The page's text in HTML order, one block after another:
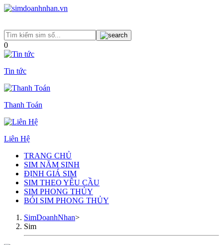
0
Tin tức
Thanh Toán
Liên Hệ
TRANG CHỦ
SIM NĂM SINH
ĐỊNH GIÁ SIM
SIM THEO YÊU CẦU
SIM PHONG THỦY
BÓI SIM PHONG THỦY
SimDoanhNhan>
Sim